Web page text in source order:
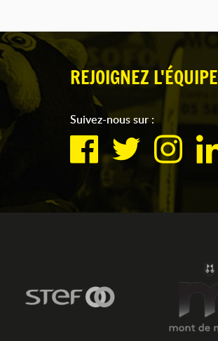
REJOIGNEZ L'ÉQUIPE
Suivez-nous sur :